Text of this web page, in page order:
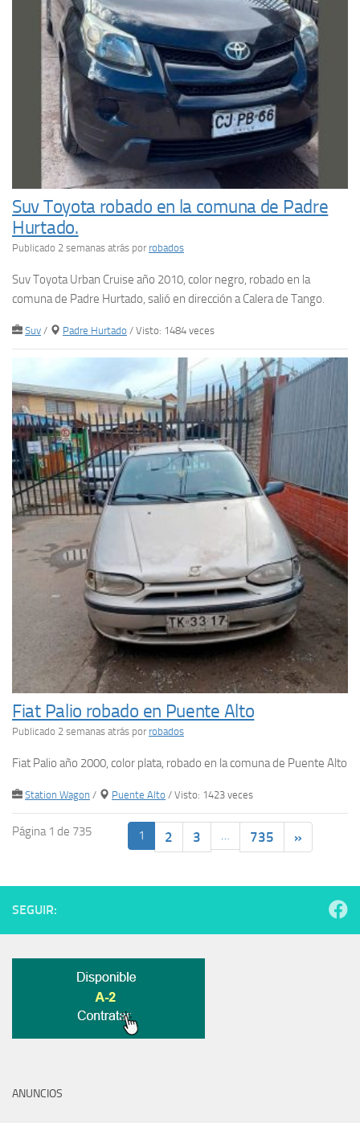
Suv Toyota robado en la comuna de Padre
Hurtado.
Publicado 2 semanas atrás por robados
Suv Toyota Urban Cruise año 2010, color negro, robado en la
comuna de Padre Hurtado, salió en dirección a Calera de Tango.
Suv / Padre Hurtado / Visto: 1484 veces
Fiat Palio robado en Puente Alto
Publicado 2 semanas atrás por robados
Fiat Palio año 2000, color plata, robado en la comuna de Puente Alto
Station Wagon / Puente Alto / Visto: 1423 veces
Página 1 de 735 1 2 3 … 735 »
SEGUIR:
ANUNCIOS